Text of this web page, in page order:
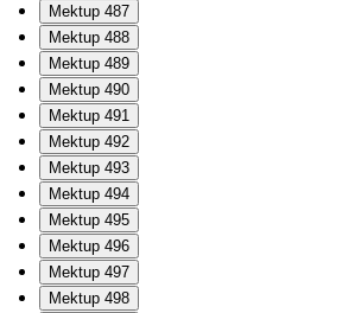
Mektup 487
Mektup 488
Mektup 489
Mektup 490
Mektup 491
Mektup 492
Mektup 493
Mektup 494
Mektup 495
Mektup 496
Mektup 497
Mektup 498